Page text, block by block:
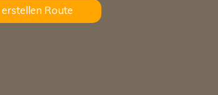
erstellen Route